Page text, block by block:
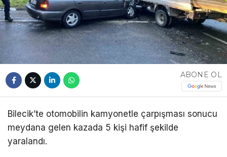
ABONE OL
Bilecik’te otomobilin kamyonetle çarpışması sonucu
meydana gelen kazada 5 kişi hafif şekilde
yaralandı.